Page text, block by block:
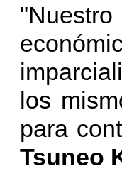
los
para
Tsuneo